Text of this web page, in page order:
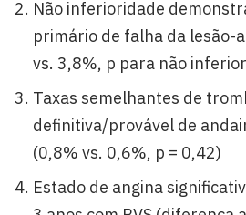
Não inferioridade
primário de falha da lesão-
vs. 3,8%, p para não
Taxas semelhantes de
definitiva/provável de
(0,8% vs. 0,6%, p = 0,42)
Estado de angina